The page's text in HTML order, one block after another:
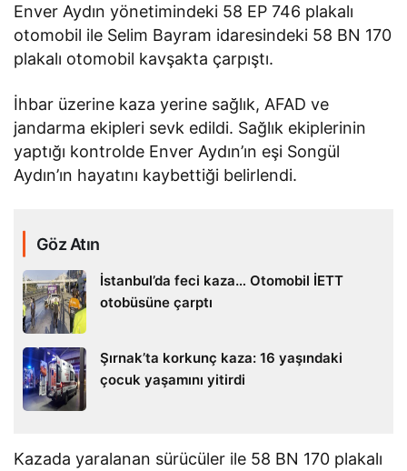
Enver Aydın yönetimindeki 58 EP 746 plakalı
otomobil ile Selim Bayram idaresindeki 58 BN 170
plakalı otomobil kavşakta çarpıştı.
İhbar üzerine kaza yerine sağlık, AFAD ve
jandarma ekipleri sevk edildi. Sağlık ekiplerinin
yaptığı kontrolde Enver Aydın’ın eşi Songül
Aydın’ın hayatını kaybettiği belirlendi.
Göz Atın
İstanbul’da feci kaza… Otomobil İETT
otobüsüne çarptı
Şırnak’ta korkunç kaza: 16 yaşındaki
çocuk yaşamını yitirdi
Kazada yaralanan sürücüler ile 58 BN 170 plakalı